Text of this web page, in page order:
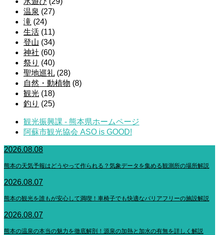
温泉 (27)
滝 (24)
生活 (11)
登山 (34)
神社 (60)
祭り (40)
聖地巡礼 (28)
自然・動植物 (8)
観光 (18)
釣り (25)
観光振興課 - 熊本県ホームページ
阿蘇市観光協会 ASO is GOOD!
2026.08.08
熊本の天気予報はどうやって作られる？気象データを集める観測所の場所解説
2026.08.07
熊本の観光を誰もが安心して満喫！車椅子でも快適なバリアフリーの施設解説
2026.08.07
熊本の温泉の本当の魅力を徹底解剖！源泉の加熱と加水の有無を詳しく解説